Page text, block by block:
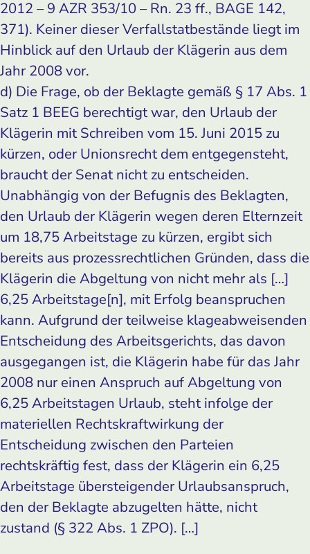
2012 – 9 AZR 353/10 – Rn. 23 ff., BAGE 142,
371). Keiner dieser Verfallstatbestände liegt im
Hinblick auf den Urlaub der Klägerin aus dem
Jahr 2008 vor.
d) Die Frage, ob der Beklagte gemäß § 17 Abs. 1
Satz 1 BEEG berechtigt war, den Urlaub der
Klägerin mit Schreiben vom 15. Juni 2015 zu
kürzen, oder Unionsrecht dem entgegensteht,
braucht der Senat nicht zu entscheiden.
Unabhängig von der Befugnis des Beklagten,
den Urlaub der Klägerin wegen deren Elternzeit
um 18,75 Arbeitstage zu kürzen, ergibt sich
bereits aus prozessrechtlichen Gründen, dass die
Klägerin die Abgeltung von nicht mehr als […]
6,25 Arbeitstage[n], mit Erfolg beanspruchen
kann. Aufgrund der teilweise klageabweisenden
Entscheidung des Arbeitsgerichts, das davon
ausgegangen ist, die Klägerin habe für das Jahr
2008 nur einen Anspruch auf Abgeltung von
6,25 Arbeitstagen Urlaub, steht infolge der
materiellen Rechtskraftwirkung der
Entscheidung zwischen den Parteien
rechtskräftig fest, dass der Klägerin ein 6,25
Arbeitstage übersteigender Urlaubsanspruch,
den der Beklagte abzugelten hätte, nicht
zustand (§ 322 Abs. 1 ZPO). […]